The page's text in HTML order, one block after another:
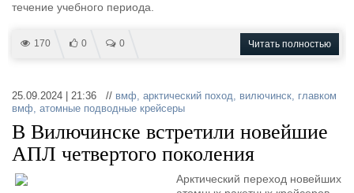
течение учебного периода.
170 0 0 Читать полностью
25.09.2024 | 21:36 // вмф, арктический поход, вилючинск, главком
вмф, атомные подводные крейсеры
В Вилючинске встретили новейшие
АПЛ четвертого поколения
Арктический переход новейших